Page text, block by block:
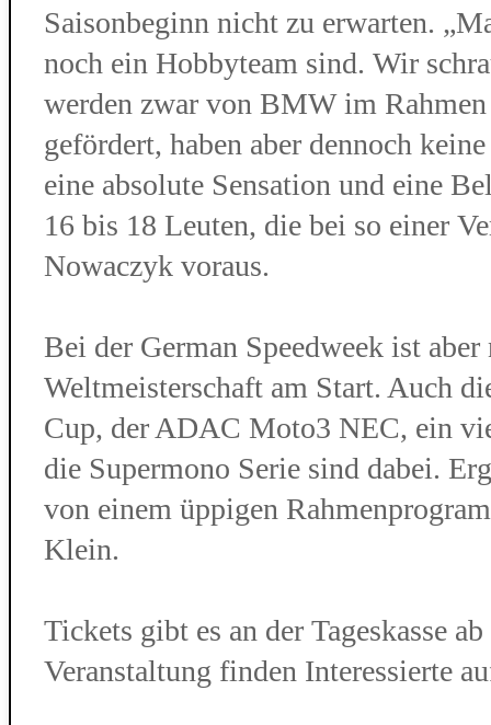
Saisonbeginn nicht zu erwarten.
noch ein Hobbyteam sind. Wir
werden zwar von BMW im
gefördert, haben aber dennoch
eine absolute Sensation und eine
16 bis 18 Leuten, die bei so einer
Nowaczyk voraus.
Bei der German Speedweek ist
Weltmeisterschaft am Start. Auch
Cup, der ADAC Moto3 NEC, ein
die Supermono Serie sind dabei.
von einem üppigen
Klein.
Tickets gibt es an der Tageskasse
Veranstaltung finden Interessierte